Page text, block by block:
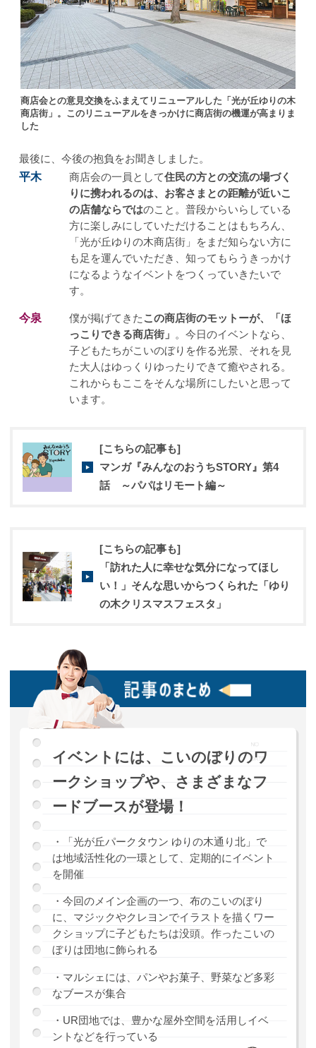
商店会との意見交換をふまえてリニューアルした「光が丘ゆりの木
商店街」。このリニューアルをきっかけに商店街の機運が高まりま
した
最後に、今後の抱負をお聞きしました。
平木 商店会の一員として住民の方との交流の場づく
りに携われるのは、お客さまとの距離が近いこ
の店舗ならではのこと。普段からいらしている
方に楽しみにしていただけることはもちろん、
「光が丘ゆりの木商店街」をまだ知らない方に
も足を運んでいただき、知ってもらうきっかけ
になるようなイベントをつくっていきたいで
す。
今泉 僕が掲げてきたこの商店街のモットーが、「ほ
っこりできる商店街」 。今日のイベントなら、
子どもたちがこいのぼりを作る光景、それを見
た大人はゆっくりゆったりできて癒やされる。
これからもここをそんな場所にしたいと思って
います。
[こちらの記事も]
マンガ『みんなのおうちSTORY』第4
話 ～パパはリモート編～
[こちらの記事も]
「訪れた人に幸せな気分になってほし
い！」そんな思いからつくられた「ゆり
の木クリスマスフェスタ」
イベントには、こいのぼりのワ
ークショップや、さまざまなフ
ードブースが登場！
・「光が丘パークタウン ゆりの木通り北」で
は地域活性化の一環として、定期的にイベント
を開催
・今回のメイン企画の一つ、布のこいのぼり
に、マジックやクレヨンでイラストを描くワー
クショップに子どもたちは没頭。作ったこいの
ぼりは団地に飾られる
・マルシェには、パンやお菓子、野菜など多彩
なブースが集合
・UR団地では、豊かな屋外空間を活用しイベ
ントなどを行っている